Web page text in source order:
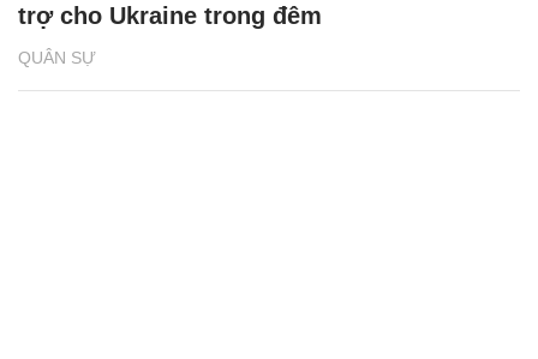
QUÂN SỰ
trợ cho Ukraine trong đêm